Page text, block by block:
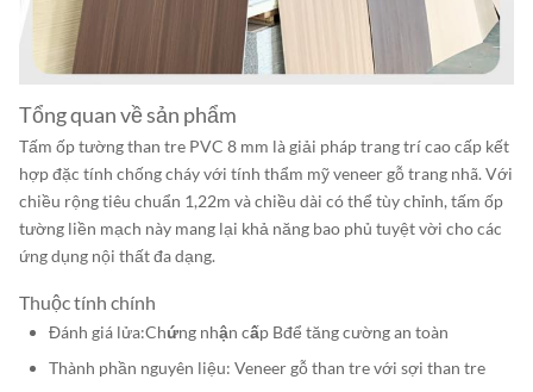
Tổng quan về sản phẩm
Tấm ốp tường than tre PVC 8 ​​mm là giải pháp trang trí cao cấp kết
hợp đặc tính chống cháy với tính thẩm mỹ veneer gỗ trang nhã. Với
chiều rộng tiêu chuẩn 1,22m và chiều dài có thể tùy chỉnh, tấm ốp
tường liền mạch này mang lại khả năng bao phủ tuyệt vời cho các
ứng dụng nội thất đa dạng.
Thuộc tính chính
Đánh giá lửa:Chứng nhận cấp Bđể tăng cường an toàn
Thành phần nguyên liệu: Veneer gỗ than tre với sợi than tre